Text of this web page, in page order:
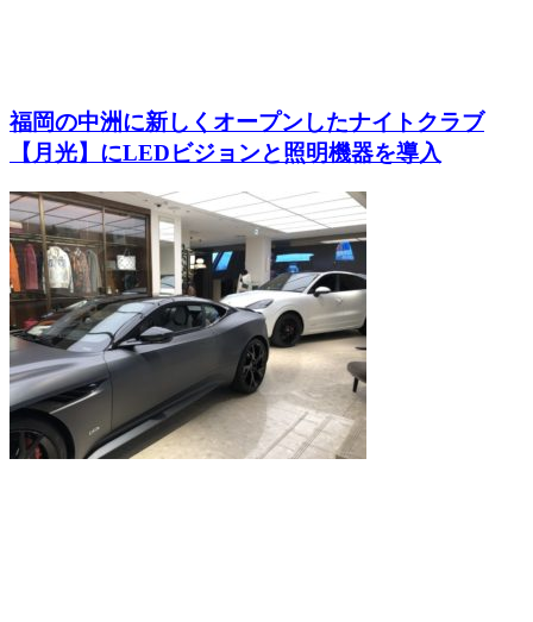
福岡の中洲に新しくオープンしたナイトクラブ
【月光】にLEDビジョンと照明機器を導入